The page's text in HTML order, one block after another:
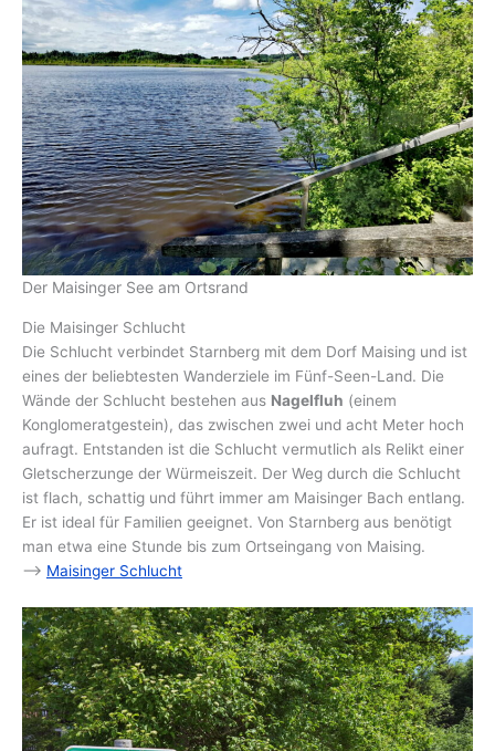
Der Maisinger See am Ortsrand
Die Maisinger Schlucht
Die Schlucht verbindet Starnberg mit dem Dorf Maising und ist
eines der beliebtesten Wanderziele im Fünf-Seen-Land. Die
Wände der Schlucht bestehen aus Nagelfluh (einem
Konglomeratgestein), das zwischen zwei und acht Meter hoch
aufragt. Entstanden ist die Schlucht vermutlich als Relikt einer
Gletscherzunge der Würmeiszeit. Der Weg durch die Schlucht
ist flach, schattig und führt immer am Maisinger Bach entlang.
Er ist ideal für Familien geeignet. Von Starnberg aus benötigt
man etwa eine Stunde bis zum Ortseingang von Maising.
–> Maisinger Schlucht